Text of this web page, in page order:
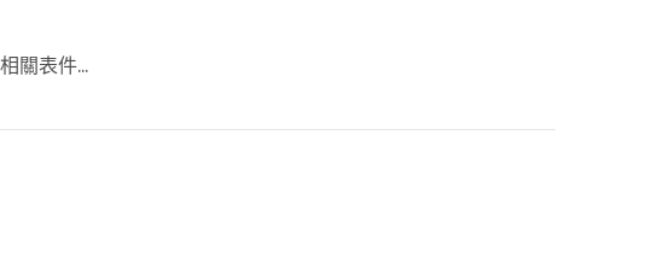
關表件...